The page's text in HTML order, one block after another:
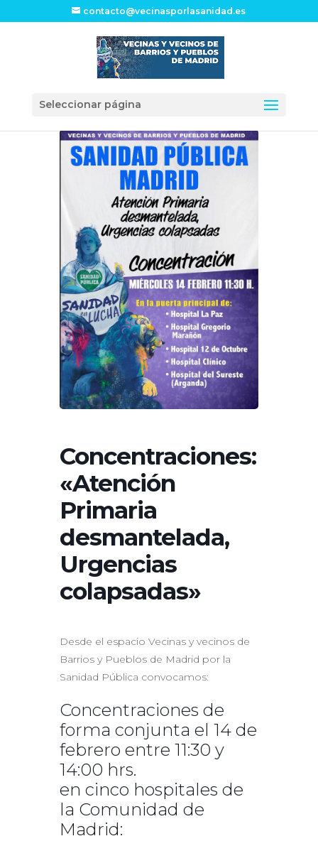
contacto@vecinasporlasanidad.es
Seleccionar página
Concentraciones:
«Atención
Primaria
desmantelada,
Urgencias
colapsadas»
Desde el espacio Vecinas y vecinos de
Barrios y Pueblos de Madrid por la
Sanidad Pública convocamos:
Concentraciones de
forma conjunta el 14 de
febrero entre 11:30 y
14:00 hrs.
en cinco hospitales de
la Comunidad de
Madrid: